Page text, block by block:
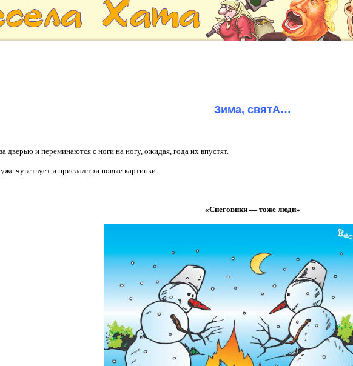
Зима, святА…
дверью и переминаются с ноги на ногу, ожидая, года их впустят.
чувствует и прислал три новые картинки.
«Снеговики — тоже люди»